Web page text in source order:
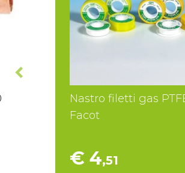
Nastro filetti gas
Facot
€ 4,51